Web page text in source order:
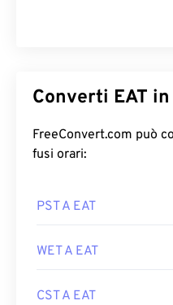
Converti EAT
FreeConvert.com può
fusi orari:
PST A EAT
WET A EAT
CST A EAT